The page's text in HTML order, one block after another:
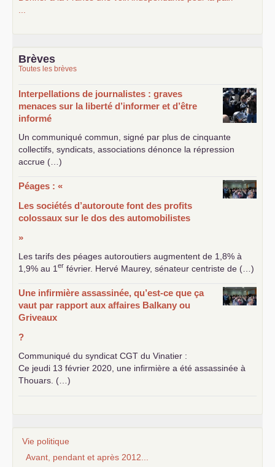
Brèves
Toutes les brèves
Interpellations de journalistes : graves
menaces sur la liberté d’informer et d’être
informé
Un communiqué commun, signé par plus de cinquante
collectifs, syndicats, associations dénonce la répression
accrue (…)
Péages : «
Les sociétés d’autoroute font des profits
colossaux sur le dos des automobilistes
»
Les tarifs des péages autoroutiers augmentent de 1,8% à
1,9% au 1 er février. Hervé Maurey, sénateur centriste de (…)
Une infirmière assassinée, qu’est-ce que ça
vaut par rapport aux affaires Balkany ou
Griveaux
?
Communiqué du syndicat CGT du Vinatier :
Ce jeudi 13 février 2020, une infirmière a été assassinée à
Thouars. (…)
Vie politique
Avant, pendant et après 2012...